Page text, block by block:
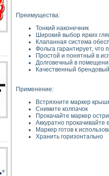
Преимущества:
Тонкий наконечник
Широкий выбор ярких
Клапанная система
Фольга гарантирует, что
Простой и понятный в
Долговечный в
Качественный
Применение:
Встряхните маркер
Снимите колпачок
Прокачайте маркер
Аккуратно прокачивайте
Маркер готов к
Хранить горизонтально